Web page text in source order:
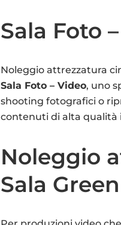
Sala Foto
Noleggio attrezzatura
Sala Foto – Video, uno
shooting fotografici o
contenuti di alta qualità
Noleggio
Sala